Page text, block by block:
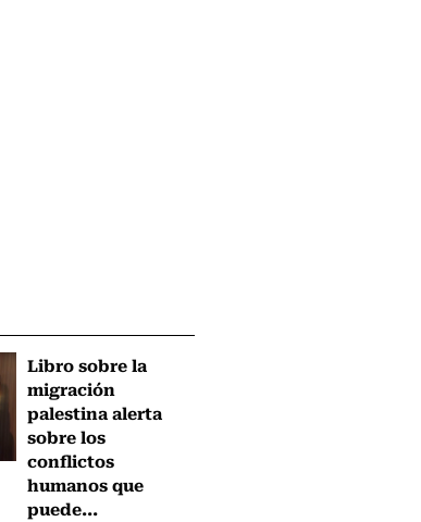
Libro sobre la
migración
palestina alerta
sobre los
conflictos
humanos que
puede...